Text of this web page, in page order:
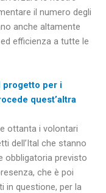
il numero degli
anche altamente
efficienza a tutte le
progetto per i
quest’altra
ottanta i volontari
dell’Ital che stanno
obbligatoria previsto
che è poi
in questione, per la